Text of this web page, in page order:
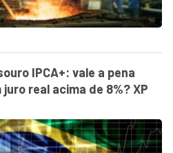
IPCA+: vale a pena
real acima de 8%? XP